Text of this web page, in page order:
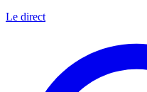
Le direct